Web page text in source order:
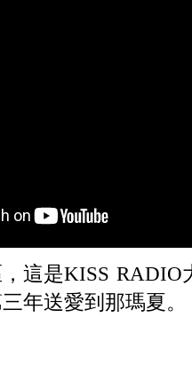
這是KISS RADIO
年送愛到那瑪夏。